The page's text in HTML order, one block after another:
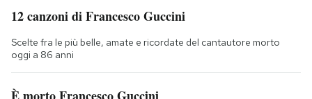
12 canzoni di Francesco Guccini
Scelte fra le più belle, amate e ricordate del cantautore morto
oggi a 86 anni